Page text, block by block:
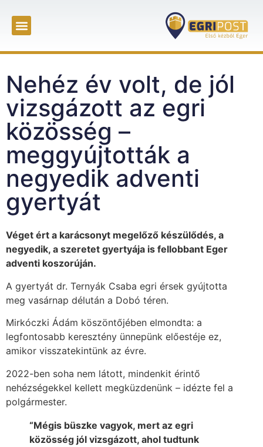
Nehéz év volt, de jól
vizsgázott az egri
közösség –
meggyújtották a
negyedik adventi
gyertyát
Véget ért a karácsonyt megelőző készülődés, a
negyedik, a szeretet gyertyája is fellobbant Eger
adventi koszorúján.
A gyertyát dr. Ternyák Csaba egri érsek gyújtotta
meg vasárnap délután a Dobó téren.
Mirkóczki Ádám köszöntőjében elmondta: a
legfontosabb keresztény ünnepünk előestéje ez,
amikor visszatekintünk az évre.
2022-ben soha nem látott, mindenkit érintő
nehézségekkel kellett megküzdenünk – idézte fel a
polgármester.
“Mégis büszke vagyok, mert az egri
közösség jól vizsgázott, ahol tudtunk